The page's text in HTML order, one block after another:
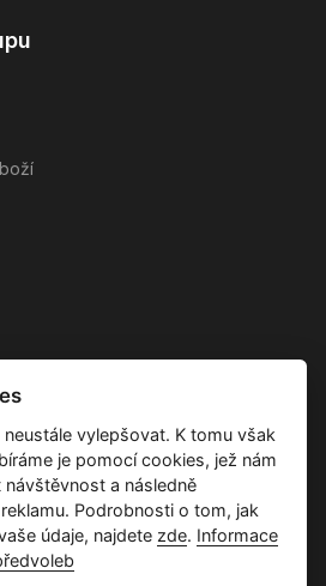
vylepšovat. K tomu však
je pomocí cookies, jež nám
a následně
Podrobnosti o tom, jak
údaje, najdete zde. Informace